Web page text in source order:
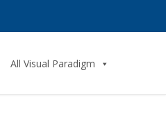
All Visual Paradigm